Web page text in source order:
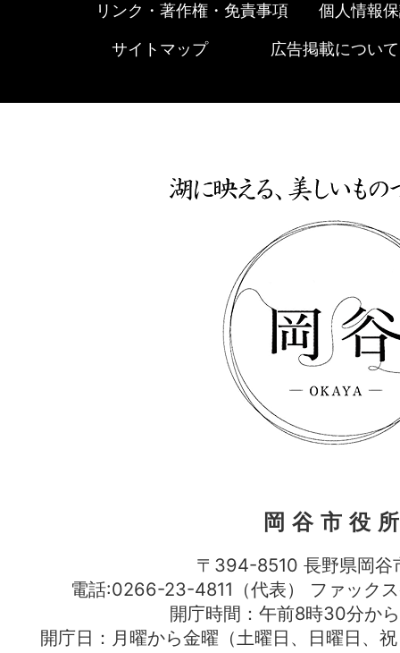
リンク・著作権・免責事項 個人情報
サイトマップ 広告掲載について
岡谷市役
〒394-8510 長野県岡谷
電話:0266-23-4811（代表） ファッ
開庁時間：午前8時30分か
開庁日：月曜から金曜（土曜日、日曜日、